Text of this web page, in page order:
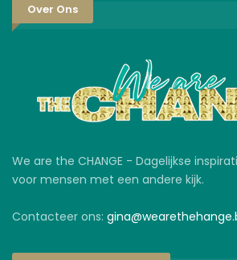
Over Ons
We are the CHANGE - Dagelijkse
voor mensen met een andere kijk.
Contacteer ons: